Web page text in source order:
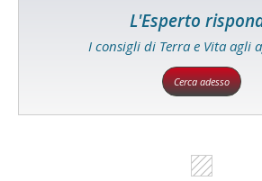
L'Esperto
I consigli di Terra e Vita agli
Cerca adesso